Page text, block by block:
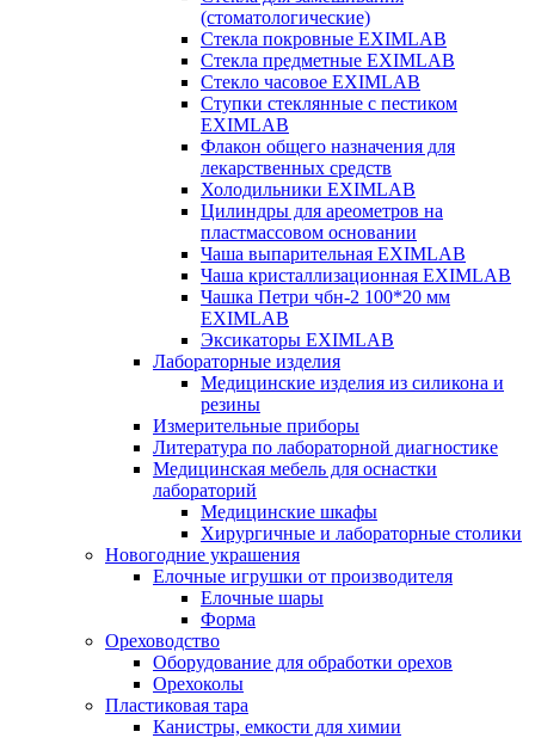
(стоматологические)
Стекла покровные EXIMLAB
Стекла предметные EXIMLAB
Стекло часовое EXIMLAB
Ступки стеклянные с пестиком
EXIMLAB
Флакон общего назначения для
лекарственных средств
Холодильники EXIMLAB
Цилиндры для ареометров на
пластмассовом основании
Чаша выпарительная EXIMLAB
Чаша кристаллизационная EXIMLAB
Чашка Петри чбн-2 100*20 мм
EXIMLAB
Эксикаторы EXIMLAB
Лабораторные изделия
Медицинские изделия из силикона и
резины
Измерительные приборы
Литература по лабораторной диагностике
Медицинская мебель для оснастки
лабораторий
Медицинские шкафы
Хирургичные и лабораторные столики
Новогодние украшения
Елочные игрушки от производителя
Елочные шары
Форма
Ореховодство
Оборудование для обработки орехов
Орехоколы
Пластиковая тара
Канистры, емкости для химии